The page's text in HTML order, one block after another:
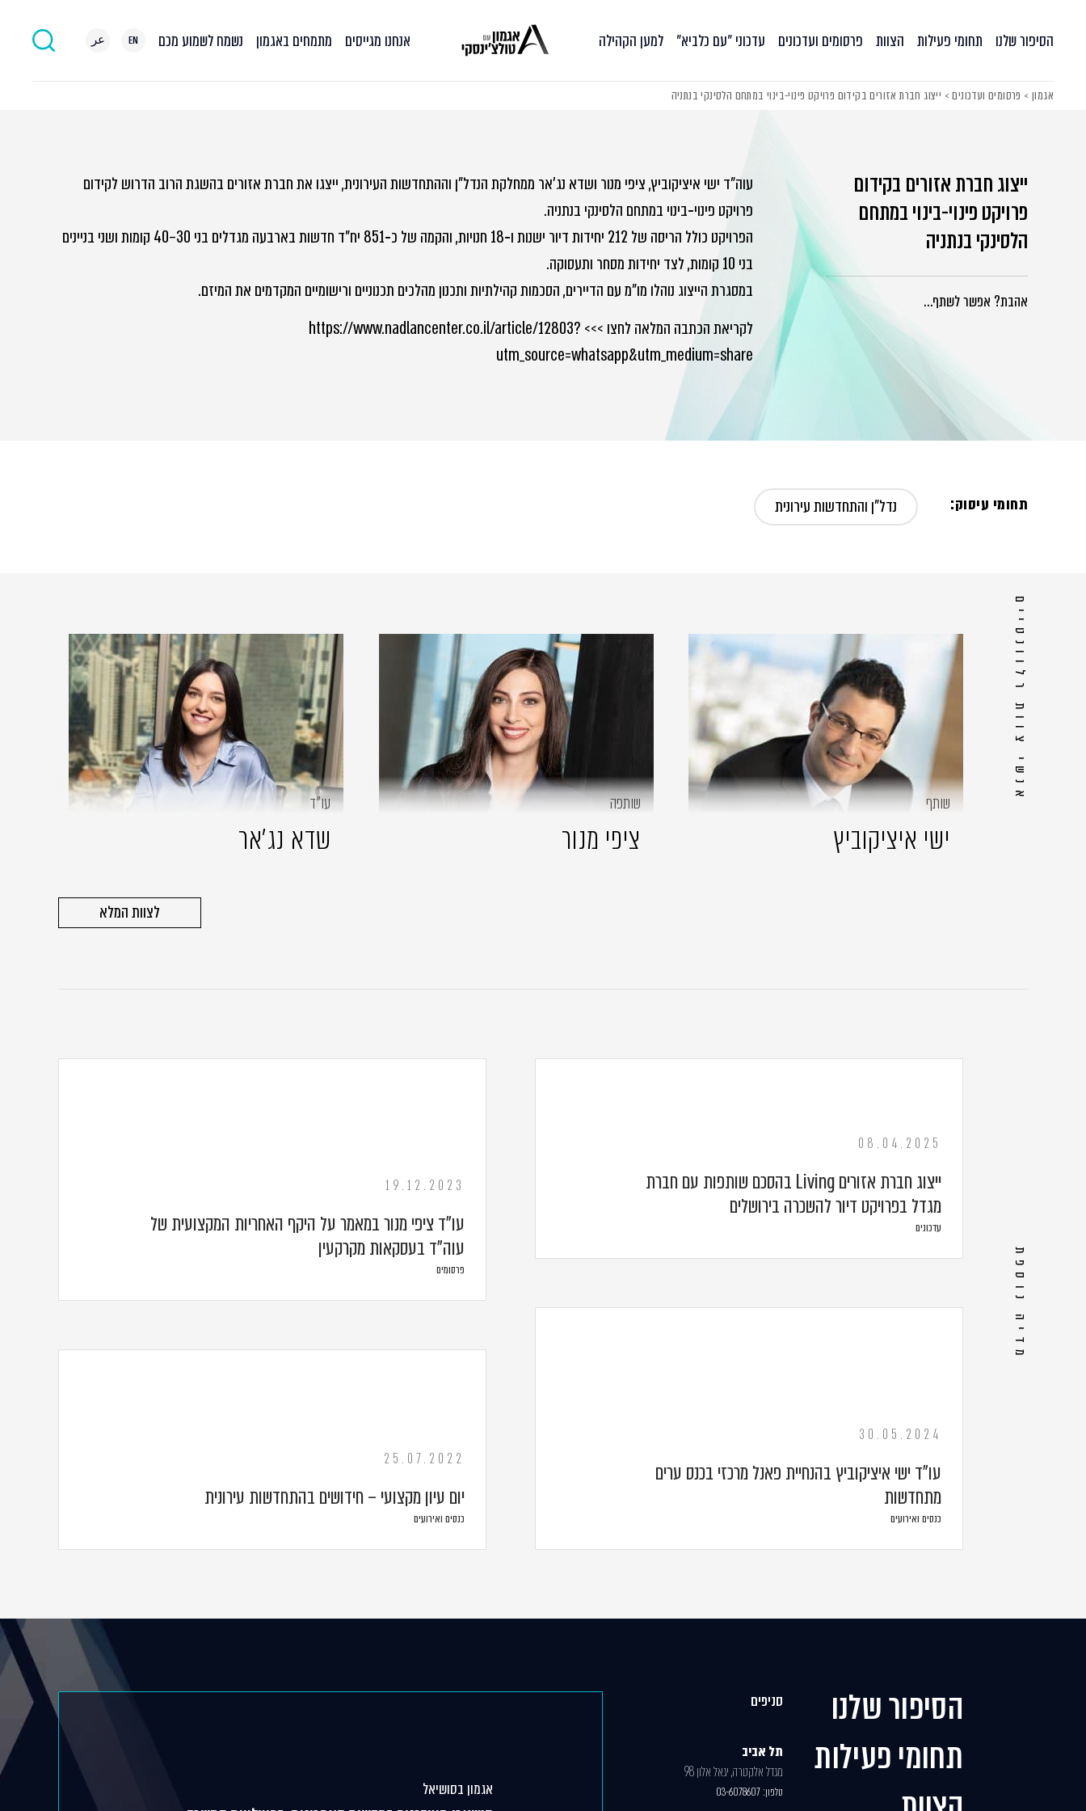
הסיפור שלנו תחומי פעילות הצוות פרסומים ועדכונים עדכוני ״עם כלביא״ למען הקהילה אנחנו מגייסים מתמחים באגמון נשמח לשמוע מכם EN عر
אגמון > פרסומים ועדכונים> ייצוג חברת אזורים בקידום פרויקט פינוי-בינוי במתחם הלסינקי בנתניה
ייצוג חברת אזורים בקידום
פרויקט פינוי-בינוי במתחם
הלסינקי בנתניה
אהבת? אפשר לשתף…
עוה"ד ישי איציקוביץ, ציפי מנור ושדא נג'אר ממחלקת הנדל"ן וההתחדשות העירונית, ייצגו את חברת אזורים בהשגת הרוב הדרוש לקידום
פרויקט פינוי‑בינוי במתחם הלסינקי בנתניה.
הפרויקט כולל הריסה של 212 יחידות דיור ישנות ו‑18 חנויות, והקמה של כ‑851 יח"ד חדשות בארבעה מגדלים בני 30–40 קומות ושני בניינים
בני 10 קומות, לצד יחידות מסחר ותעסוקה.
במסגרת הייצוג נוהלו מו"מ עם הדיירים, הסכמות קהילתיות ותכנון מהלכים תכנוניים ורישומיים המקדמים את המיזם.
לקריאת הכתבה המלאה לחצו >>> https://www.nadlancenter.co.il/article/12803?
utm_source=whatsapp&utm_medium=share
תחומי עיסוק: נדל"ן והתחדשות עירונית
אנשי צוות רלוונטיים
שותף
ישי איציקוביץ
שותפה
ציפי מנור
עו״ד
שדא נג'אר
לצוות המלא
מדיה נוספת
08.04.2025
ייצוג חברת אזורים Living בהסכם שותפות עם חברת
מגדל בפרויקט דיור להשכרה בירושלים
עדכונים
19.12.2023
עו"ד ציפי מנור במאמר על היקף האחריות המקצועית של
עוה"ד בעסקאות מקרקעין
פרסומים
30.05.2024
עו"ד ישי איציקוביץ בהנחיית פאנל מרכזי בכנס ערים
מתחדשות
כנסים ואירועים
25.07.2022
יום עיון מקצועי – חידושים בהתחדשות עירונית
כנסים ואירועים
הסיפור שלנו
תחומי פעילות
סניפים
תל אביב
מגדל אלקטרה, יגאל אלון 98
טלפון: 03-6078607 אגמון בסושיאל